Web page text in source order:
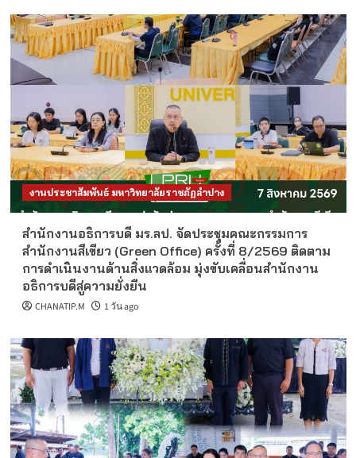
งานประชาสัมพันธ์ มหาวิทยาลัยราชภัฏลำปาง
สำนักงานอธิการบดี มร.ลป. จัดประชุมคณะกรรมการ
สำนักงานสีเขียว (Green Office) ครั้งที่ 8/2569 ติดตาม
การดำเนินงานด้านสิ่งแวดล้อม มุ่งขับเคลื่อนสำนักงาน
อธิการบดีสู่ความยั่งยืน
CHANATIP.M 1 วัน ago